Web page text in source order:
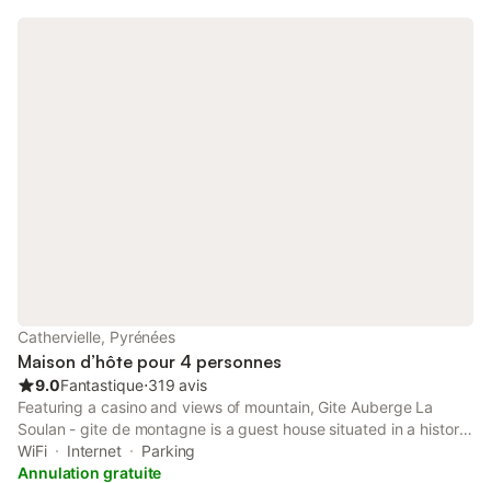
Cathervielle, Pyrénées
Maison d’hôte pour 4 personnes
9.0Fantastique⋅319 avis
Featuring a casino and views of mountain, Gite Auberge La
Soulan - gite de montagne is a guest house situated in a historic
building in Cathervielle, 6.3 km from Col de Peyresourde.
WiFi Internet
Parking
Annulation gratuite